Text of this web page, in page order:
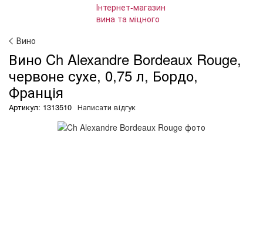
Вино
Вино Ch Alexandre Bordeaux Rouge,
червоне сухе, 0,75 л, Бордо,
Франція
Артикул: 1313510 Написати відгук